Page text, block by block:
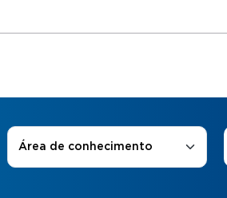
Áreas de Interesse
Área de conhecimento